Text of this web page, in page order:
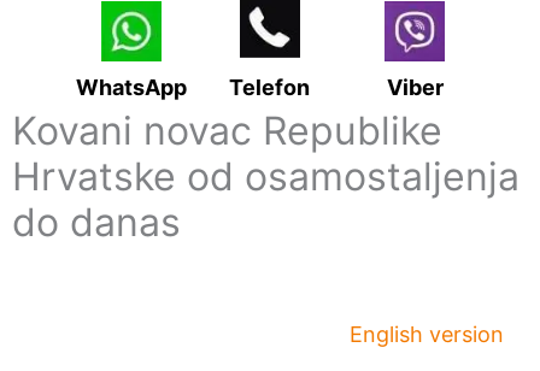
WhatsApp Viber
Telefon
Kovani novac Republike
Hrvatske od osamostaljenja
do danas
English version